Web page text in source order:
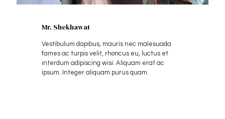
Mr. Shekhawat
Vestibulum dapibus, mauris nec malesuada
fames ac turpis velit, rhoncus eu, luctus et
interdum adipiscing wisi. Aliquam erat ac
ipsum. Integer aliquam purus quam.